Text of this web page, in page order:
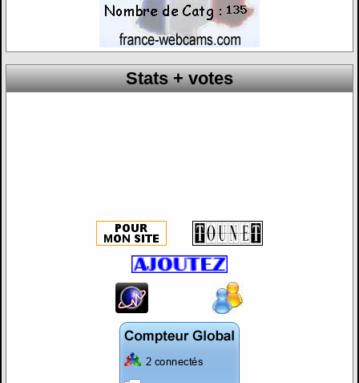
Stats + votes